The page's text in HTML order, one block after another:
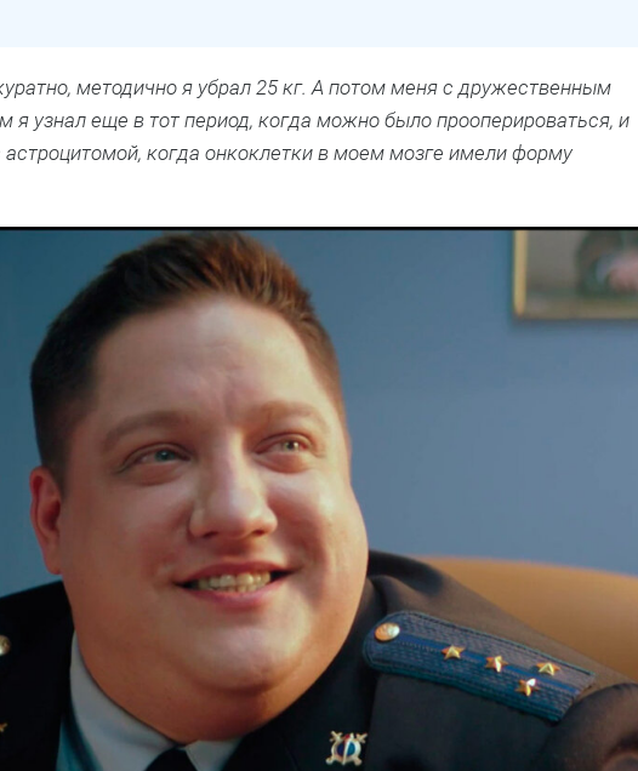
методично я убрал 25 кг. А потом меня с дружественным
я узнал еще в тот период, когда можно было прооперироваться, и
астроцитомой, когда онкоклетки в моем мозге имели форму